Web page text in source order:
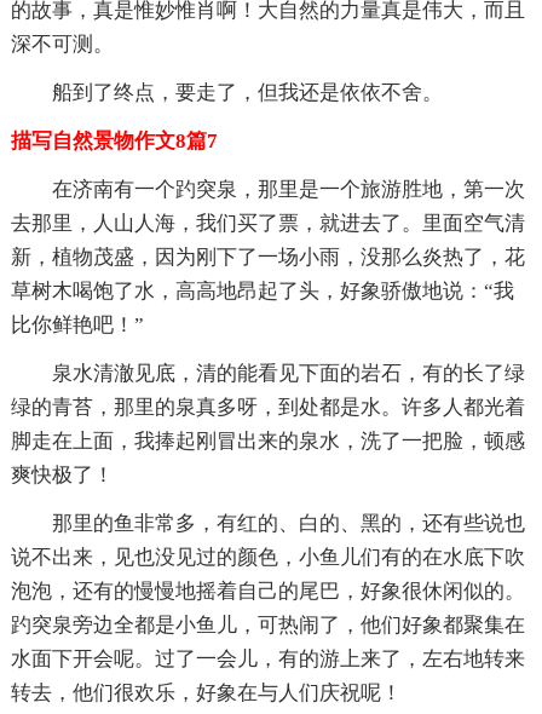
的故事，真是惟妙惟肖啊！大自然的力量真是伟大，而且
深不可测。
船到了终点，要走了，但我还是依依不舍。
描写自然景物作文8篇7
在济南有一个趵突泉，那里是一个旅游胜地，第一次
去那里，人山人海，我们买了票，就进去了。里面空气清
新，植物茂盛，因为刚下了一场小雨，没那么炎热了，花
草树木喝饱了水，高高地昂起了头，好象骄傲地说：“我
比你鲜艳吧！”
泉水清澈见底，清的能看见下面的岩石，有的长了绿
绿的青苔，那里的泉真多呀，到处都是水。许多人都光着
脚走在上面，我捧起刚冒出来的泉水，洗了一把脸，顿感
爽快极了！
那里的鱼非常多，有红的、白的、黑的，还有些说也
说不出来，见也没见过的颜色，小鱼儿们有的在水底下吹
泡泡，还有的慢慢地摇着自己的尾巴，好象很休闲似的。
趵突泉旁边全都是小鱼儿，可热闹了，他们好象都聚集在
水面下开会呢。过了一会儿，有的游上来了，左右地转来
转去，他们很欢乐，好象在与人们庆祝呢！